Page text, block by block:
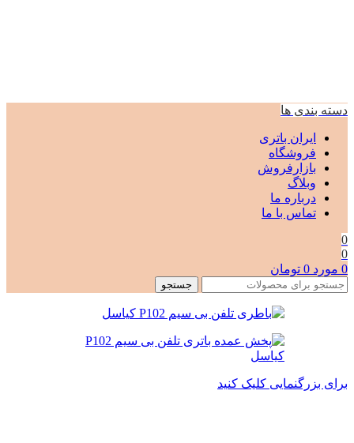
دسته بندی ها
ایران باتری
فروشگاه
بازارفروش
وبلاگ
درباره ما
تماس با ما
0
0
0 مورد 0 تومان
جستجو
برای بزرگنمایی کلیک کنید